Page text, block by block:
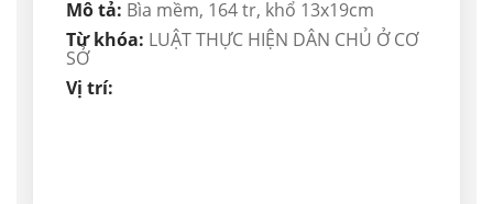
Mô tả: Bìa mềm, 164 tr, khổ 13x19cm
Từ khóa: LUẬT THỰC HIỆN DÂN CHỦ Ở CƠ
SỞ
Vị trí: